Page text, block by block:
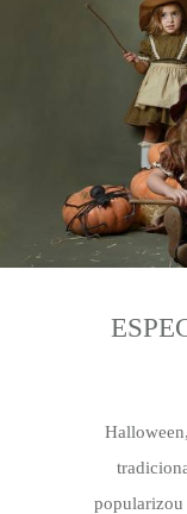
popularizou